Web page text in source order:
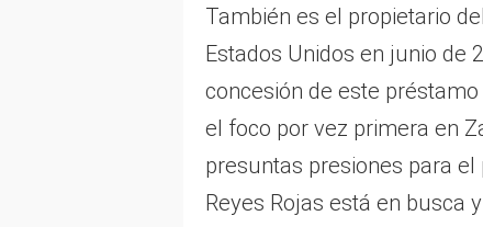
También es el propietario
Estados Unidos en junio de
concesión de este
el foco por vez primera en
presuntas presiones para
Reyes Rojas está en busca